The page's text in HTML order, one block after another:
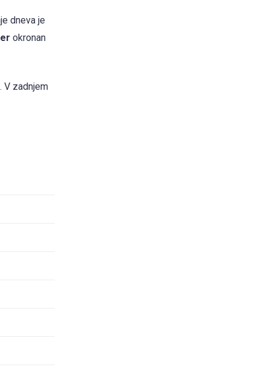
dneva je
okronan
V zadnjem